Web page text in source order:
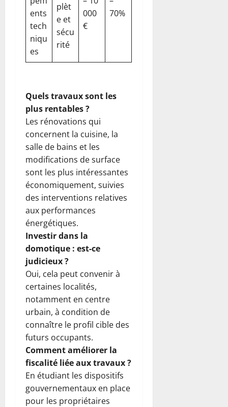
ents
tech
niqu
es
plèt
e et
sécu
rité
000
€
70%
Quels travaux sont les
plus rentables ?
Les rénovations qui
concernent la cuisine, la
salle de bains et les
modifications de surface
sont les plus intéressantes
économiquement, suivies
des interventions relatives
aux performances
énergétiques.
Investir dans la
domotique : est-ce
judicieux ?
Oui, cela peut convenir à
certaines localités,
notamment en centre
urbain, à condition de
connaître le profil cible des
futurs occupants.
Comment améliorer la
fiscalité liée aux travaux ?
En étudiant les dispositifs
gouvernementaux en place
pour les propriétaires